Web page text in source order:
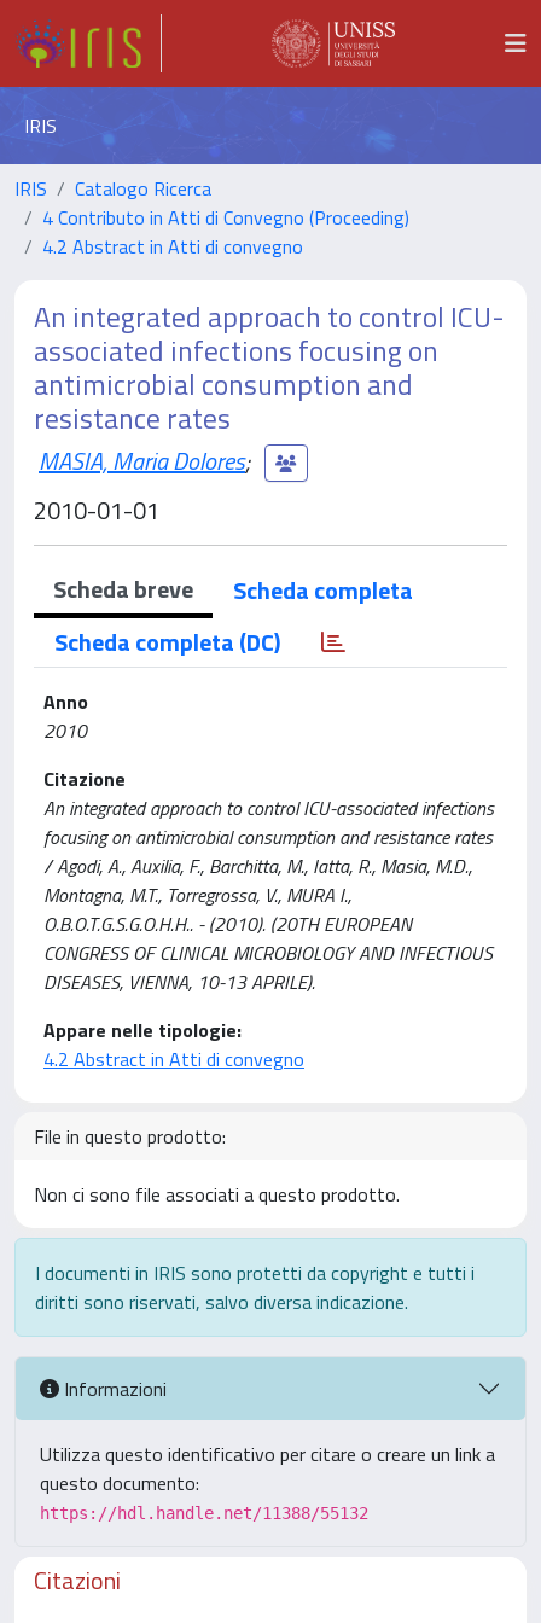
IRIS
IRIS
Catalogo Ricerca
4 Contributo in Atti di Convegno (Proceeding)
4.2 Abstract in Atti di convegno
An integrated approach to control ICU-
associated infections focusing on
antimicrobial consumption and
resistance rates
MASIA, Maria Dolores;
2010-01-01
Scheda breve
Scheda completa
Scheda completa (DC)
Anno
2010
Citazione
An integrated approach to control ICU-associated infections
focusing on antimicrobial consumption and resistance rates
/ Agodi, A., Auxilia, F., Barchitta, M., Iatta, R., Masia, M.D.,
Montagna, M.T., Torregrossa, V., MURA I.,
O.B.O.T.G.S.G.O.H.H.. - (2010). (20TH EUROPEAN
CONGRESS OF CLINICAL MICROBIOLOGY AND INFECTIOUS
DISEASES, VIENNA, 10-13 APRILE).
Appare nelle tipologie:
4.2 Abstract in Atti di convegno
File in questo prodotto:
Non ci sono file associati a questo prodotto.
I documenti in IRIS sono protetti da copyright e tutti i
diritti sono riservati, salvo diversa indicazione.
Informazioni
Utilizza questo identificativo per citare o creare un link a
questo documento:
https://hdl.handle.net/11388/55132
Citazioni